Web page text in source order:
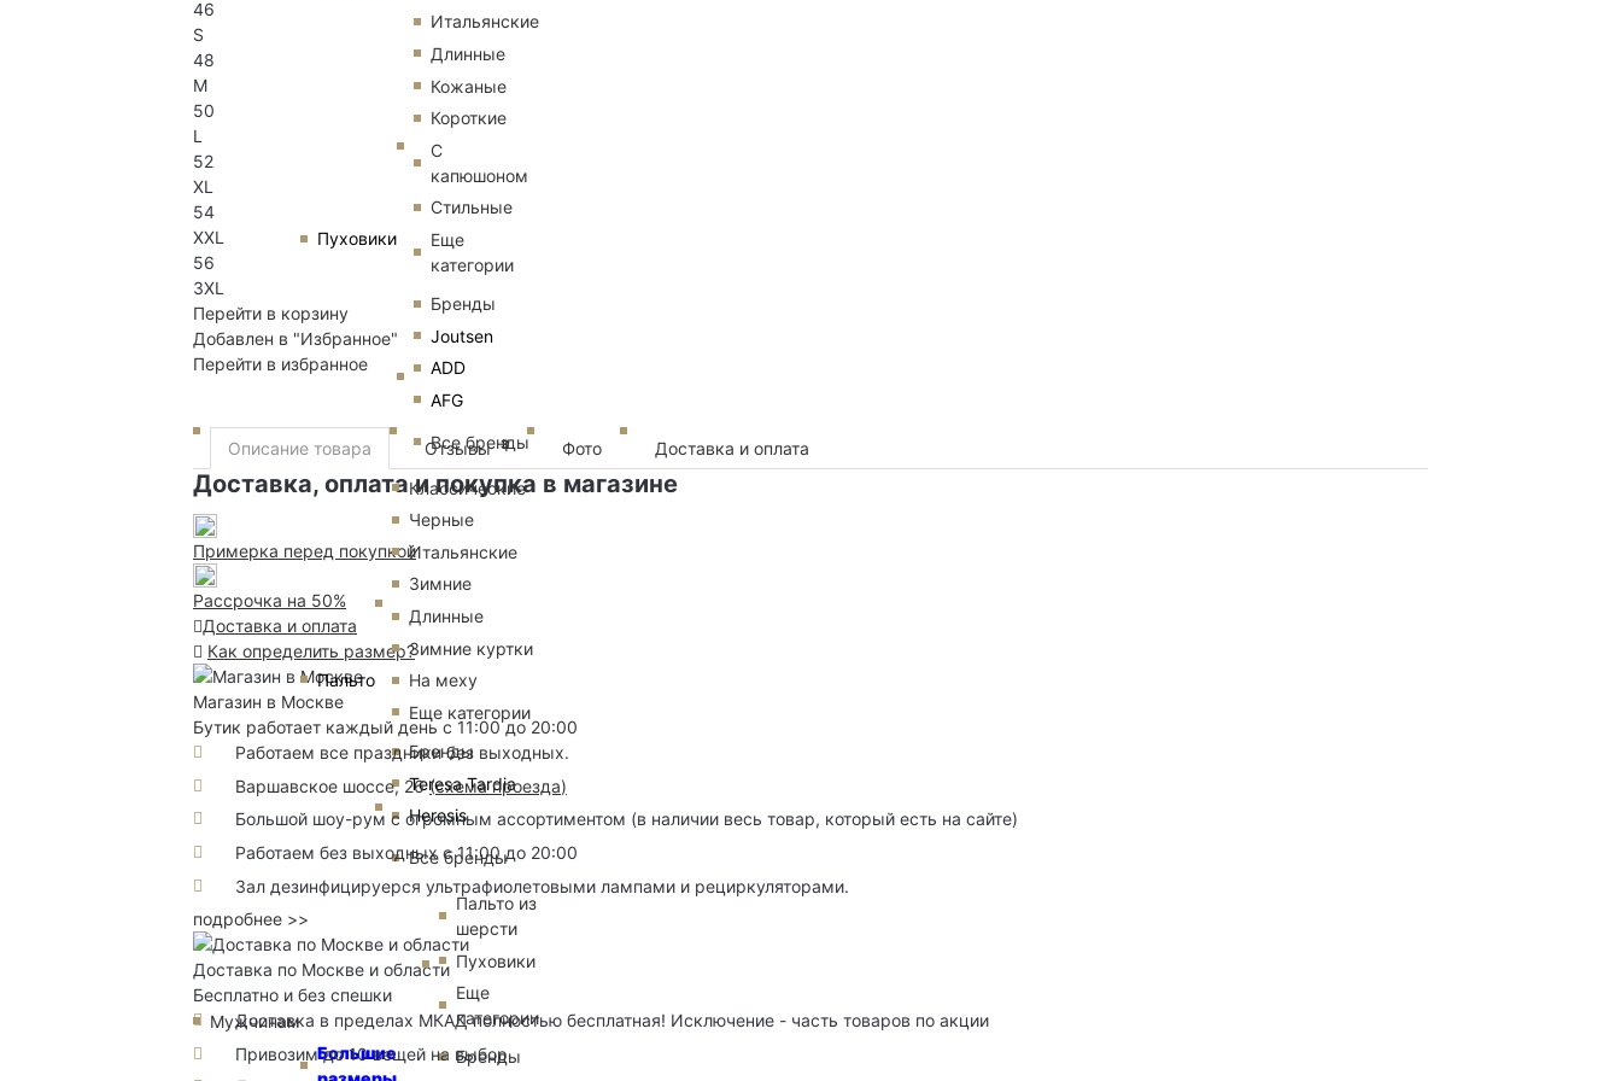
Мужчинам
Пуховики
Итальянские
Длинные
Кожаные
Короткие
С
капюшоном
Стильные
Еще
категории
Бренды
Joutsen
ADD
AFG
Все бренды
Пальто
Классические
Черные
Итальянские
Зимние
Длинные
Зимние куртки
На меху
Еще категории
Бренды
Teresa Tardia
Heresis
Все бренды
Большие
Пальто из
шерсти
Пуховики
Еще
категории
Бренды
46
S
48
M
50
L
52
XL
54
XXL
56
3XL
Перейти в корзину
Добавлен в "Избранное"
Перейти в избранное
Описание товара Отзывы 3 Фото Доставка и оплата
Доставка, оплата и покупка в магазине
Примерка перед покупкой
Рассрочка на 50%
Доставка и оплата
Как определить размер?
Магазин в Москве
Бутик работает каждый день с 11:00 до 20:00
Работаем все праздники без выходных.
Варшавское шоссе, 26(схема проезда)
Большой шоу-рум с огромным ассортиментом (в наличии весь товар, который есть на сайте)
Работаем без выходных с 11:00 до 20:00
Зал дезинфицируерся ультрафиолетовыми лампами и рециркуляторами.
подробнее >>
Доставка по Москве и области
Бесплатно и без спешки
Доставка в пределах МКАД полностью бесплатная! Исключение - часть товаров по акции
Привозим до 10 вещей на выбор